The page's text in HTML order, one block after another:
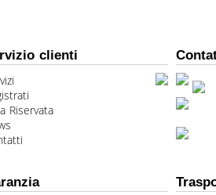
clienti
Riservata